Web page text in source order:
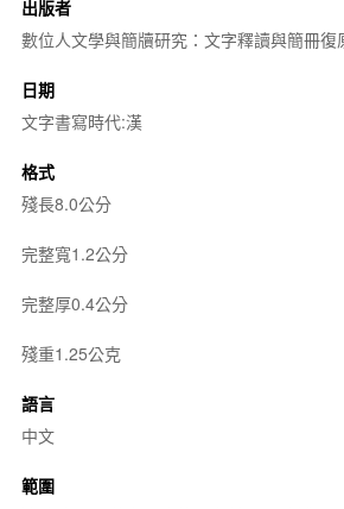
出版者
數位人文學與簡牘研究：文字釋讀與簡冊復
日期
文字書寫時代:漢
格式
殘長8.0公分
完整寬1.2公分
完整厚0.4公分
殘重1.25公克
語言
中文
範圍